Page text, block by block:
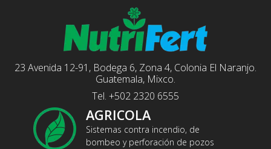
23 Avenida 12-91, Bodega 6, Zona 4, Colonia El Naranjo.
Guatemala, Mixco.
Tel. +502 2320 6555
AGRICOLA
Sistemas contra incendio, de
bombeo y perforación de pozos